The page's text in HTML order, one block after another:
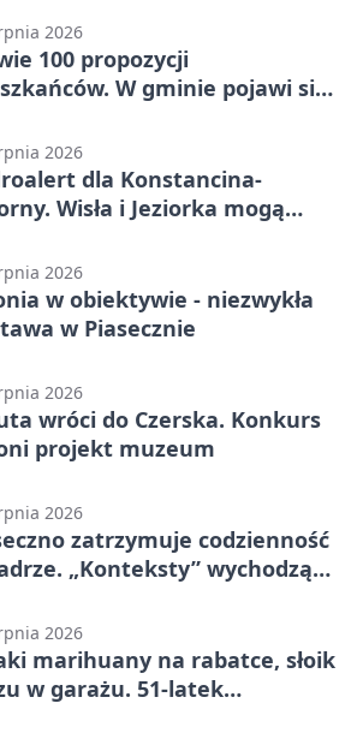
2026
100 propozycji
W gminie pojawi się
2026
dla Konstancina-
Wisła i Jeziorka mogą
2026
w obiektywie - niezwykła
w Piasecznie
2026
wróci do Czerska. Konkurs
projekt muzeum
2026
zatrzymuje codzienność
„Konteksty” wychodzą
2026
marihuany na rabatce, słoik
w garażu. 51-latek